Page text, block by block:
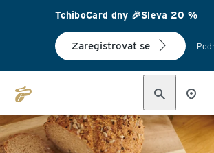
TchiboCard dny 🎉Sleva 20 %
Zaregistrovat se